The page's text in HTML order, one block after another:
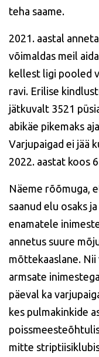
teha saame.
2021. aastal
võimaldas meil
kellest ligi pooled
ravi. Erilise
jätkuvalt 3521
abikäe pikemaks
Varjupaigad ei jää
2022. aastat koos
Näeme rõõmuga,
saanud elu osaks
enamatele
annetus suure
mõttekaaslane. Nii
armsate
päeval ka
kes pulmakinkide
mitte